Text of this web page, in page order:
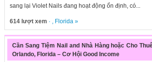
sang lại Violet Nails đang hoạt động ổn định, có...
614 lượt xem · , Florida»
Cần Sang Tiệm Nail and Nhà Hàng hoặc Cho
Orlando, Florida – Cơ Hội Good Income